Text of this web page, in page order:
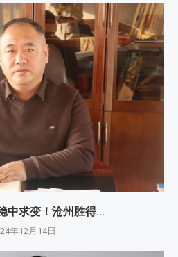
中求变！沧州胜得...
年12月14日